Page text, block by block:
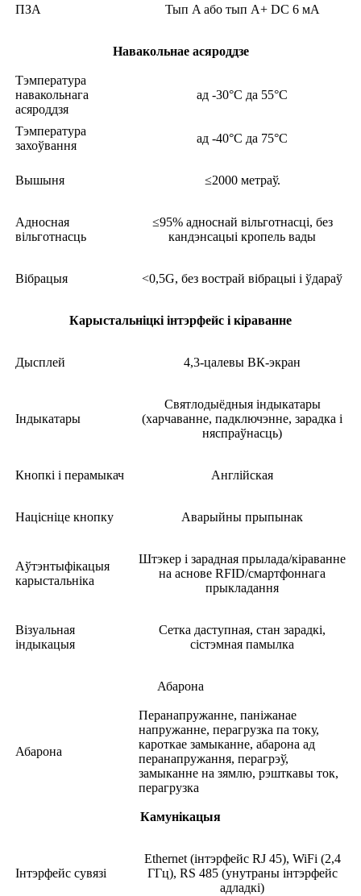
ПЗА Тып A або тып A+ DC 6 мА
Навакольнае асяроддзе
Тэмпература
навакольнага
асяроддзя
ад -30°C да 55°C
Тэмпература
захоўвання
ад -40°C да 75°C
Вышыня ≤2000 метраў.
Адносная
вільготнасць
≤95% адноснай вільготнасці, без
кандэнсацыі кропель вады
Вібрацыя <0,5G, без вострай вібрацыі і ўдараў
Карыстальніцкі інтэрфейс і кіраванне
Дысплей 4,3-цалевы ВК-экран
Індыкатары
Святлодыёдныя індыкатары
(харчаванне, падключэнне, зарадка і
няспраўнасць)
Кнопкі і перамыкач Англійская
Націсніце кнопку Аварыйны прыпынак
Аўтэнтыфікацыя
карыстальніка
Штэкер і зарадная прылада/кіраванне
на аснове RFID/смартфоннага
прыкладання
Візуальная
індыкацыя
Сетка даступная, стан зарадкі,
сістэмная памылка
Абарона
Абарона
Перанапружанне, паніжанае
напружанне, перагрузка па току,
кароткае замыканне, абарона ад
перанапружання, перагрэў,
замыканне на зямлю, рэшткавы ток,
перагрузка
Камунікацыя
Інтэрфейс сувязі
Ethernet (інтэрфейс RJ 45), WiFi (2,4
ГГц), RS 485 (унутраны інтэрфейс
адладкі)